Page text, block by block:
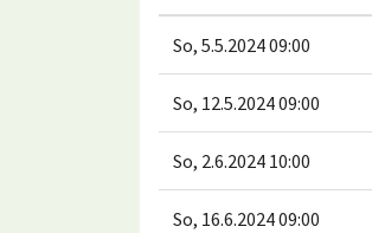
So, 5.5.2024 09:00
So, 12.5.2024 09:00
So, 2.6.2024 10:00
So, 16.6.2024 09:00